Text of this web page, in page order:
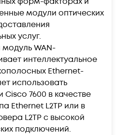
модули оптических
услуг.
WAN-
интеллектуальное
Ethernet-
использовать
7600 в качестве
Ethernet L2TP или в
L2TP с высокой
подключений.